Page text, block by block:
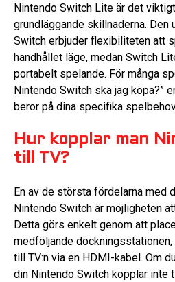
Nintendo Switch Lite är det
grundläggande skillnaderna. Den
Switch erbjuder flexibiliteten att
handhållet läge, medan Switch
portabelt spelande. För många
Nintendo Switch ska jag köpa?”
beror på dina specifika
Hur kopplar man
till TV?
En av de största fördelarna med
Nintendo Switch är möjligheten
Detta görs enkelt genom att
medföljande
till TV:n via en HDMI-kabel. Om
din Nintendo Switch kopplar inte